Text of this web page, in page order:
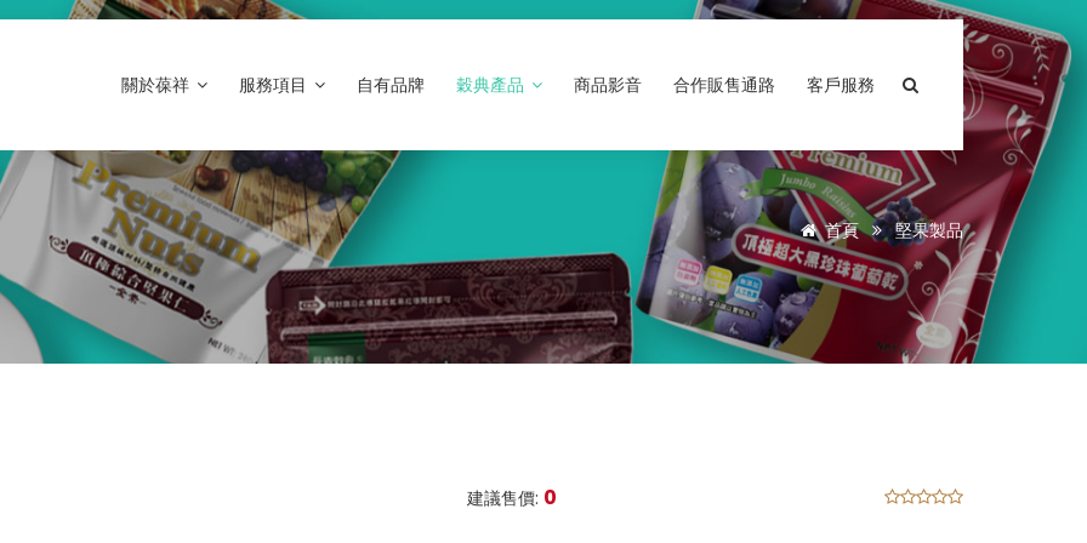
關於葆祥 服務項目 自有品牌 穀典產品 商品影音 合作販售通路 客戶服務
首頁 堅果製品
建議售價: 0